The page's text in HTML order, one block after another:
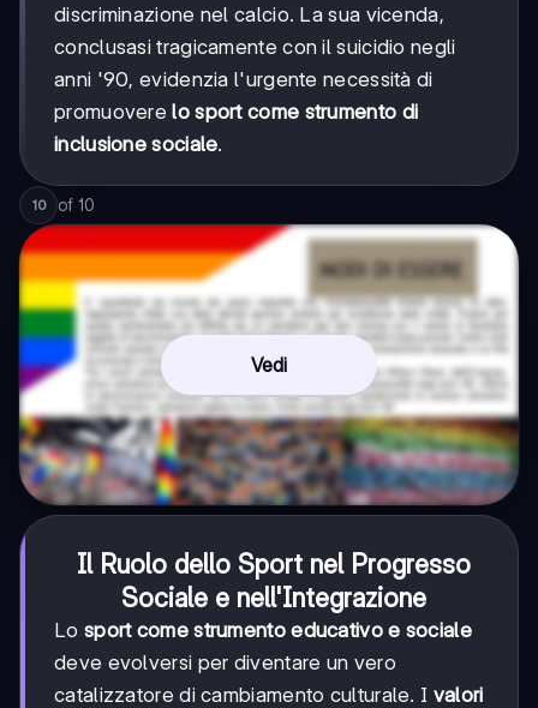
discriminazione nel calcio. La sua vicenda,
conclusasi tragicamente con il suicidio negli
anni '90, evidenzia l'urgente necessità di
promuoverelo sport come strumento di
inclusione sociale.
10 of 10
Vedi
Il Ruolo dello Sport nel Progresso
Sociale e nell'Integrazione
Lo sport come strumento educativo e sociale
deve evolversi per diventare un vero
catalizzatore di cambiamento culturale. I valori